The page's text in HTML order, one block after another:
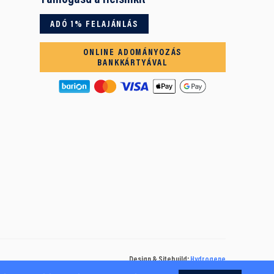
ADÓ 1% FELAJÁNLÁS
ONLINE ADOMÁNYOZÁS
BANKKÁRTYÁVAL
Design & Sitebuild:Hydrogene